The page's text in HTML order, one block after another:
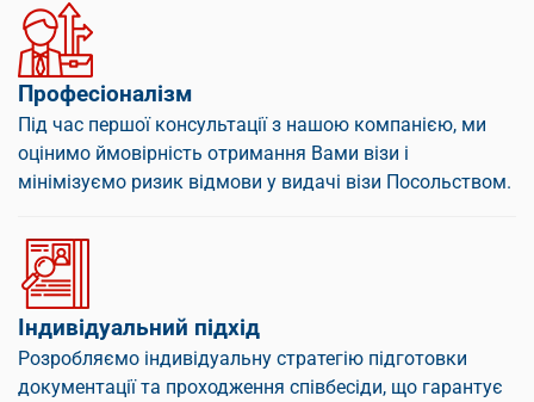
Професіоналізм
Під час першої консультації з нашою компанією, ми
оцінимо ймовірність отримання Вами візи і
мінімізуємо ризик відмови у видачі візи Посольством.
Індивідуальний підхід
Розробляємо індивідуальну стратегію підготовки
документації та проходження співбесіди, що гарантує